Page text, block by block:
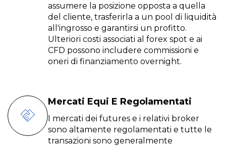
assumere la posizione opposta a quella
del cliente, trasferirla a un pool di liquidità
all'ingrosso e garantirsi un profitto.
Ulteriori costi associati al forex spot e ai
CFD possono includere commissioni e
oneri di finanziamento overnight.
Mercati Equi E Regolamentati
I mercati dei futures e i relativi broker
sono altamente regolamentati e tutte le
transazioni sono generalmente